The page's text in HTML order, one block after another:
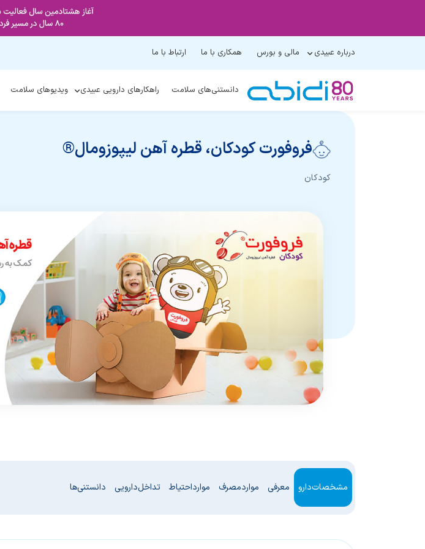
درباره عبیدی مالی و بورس همکاری با ما ارتباط با ما
دانستنی‌های سلامت راهکارهای دارویی عبیدی ویدیوهای سلامت
فروفورت کودکان، قطره آهن لیپوزومال®
کودکان
مشخصات دارو معرفی موارد مصرف موارد احتیاط تداخل دارویی دانستنی‌ها